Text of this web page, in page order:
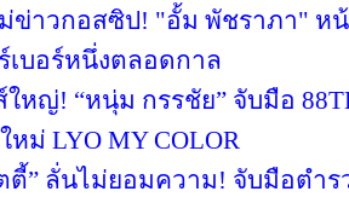
ข่าวกอสซิป! "อั้ม พัชราภา" หน้
เบอร์หนึ่งตลอดกาล
ใหญ่! “หนุ่ม กรรชัย” จับมือ
หม่ LYO MY COLOR
ตี้” ลั่นไม่ยอมความ! จับมือตำร